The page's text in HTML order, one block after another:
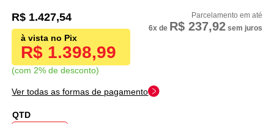
R$ 1.398,99
com 2% de desconto
R$ 1.427,54
6x de R$ 237,92sem juros
Ver todas as formas de pagamento